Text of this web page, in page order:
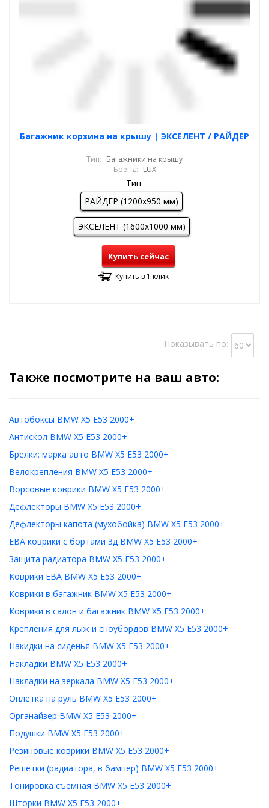
Багажник корзина на крышу | ЭКСЕЛЕНТ / РАЙДЕР
Тип: Багажники на крышу
Бренд: LUX
Тип:
РАЙДЕР (1200х950 мм)
ЭКСЕЛЕНТ (1600х1000 мм)
Купить сейчас
Купить в 1 клик
Показывать по:
Также посмотрите на ваш авто:
Автобоксы BMW X5 E53 2000+
Антискол BMW X5 E53 2000+
Брелки: марка авто BMW X5 E53 2000+
Велокрепления BMW X5 E53 2000+
Ворсовые коврики BMW X5 E53 2000+
Дефлекторы BMW X5 E53 2000+
Дефлекторы капота (мухобойка) BMW X5 E53 2000+
ЕВА коврики с бортами 3д BMW X5 E53 2000+
Защита радиатора BMW X5 E53 2000+
Коврики ЕВА BMW X5 E53 2000+
Коврики в багажник BMW X5 E53 2000+
Коврики в салон и багажник BMW X5 E53 2000+
Крепления для лыж и сноубордов BMW X5 E53 2000+
Накидки на сиденья BMW X5 E53 2000+
Накладки BMW X5 E53 2000+
Накладки на зеркала BMW X5 E53 2000+
Оплетка на руль BMW X5 E53 2000+
Органайзер BMW X5 E53 2000+
Подушки BMW X5 E53 2000+
Резиновые коврики BMW X5 E53 2000+
Решетки (радиатора, в бампер) BMW X5 E53 2000+
Тонировка съемная BMW X5 E53 2000+
Шторки BMW X5 E53 2000+